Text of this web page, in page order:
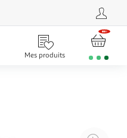
Mes produits